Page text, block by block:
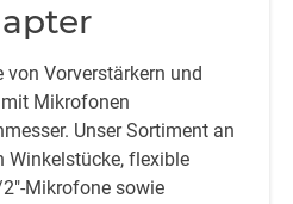
Vorverstärkern und
Mikrofonen
Unser Sortiment an
flexible
Mikrofone sowie